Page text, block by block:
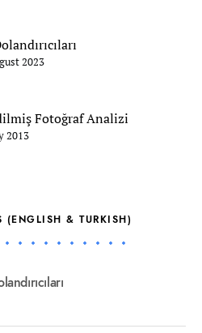
2023
Fotoğraf Analizi
2013
(ENGLISH & TURKISH)